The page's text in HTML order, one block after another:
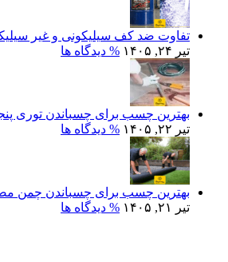
تفاوت ضد کف سیلیکونی و غیر
تیر ۲۴, ۱۴۰۵
% دیدگاه ها
بهترین چسب برای چسباندن توری
تیر ۲۲, ۱۴۰۵
% دیدگاه ها
بهترین چسب برای چسباندن چمن
تیر ۲۱, ۱۴۰۵
% دیدگاه ها